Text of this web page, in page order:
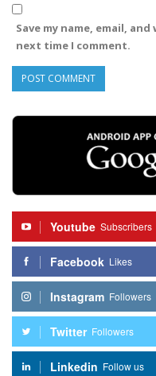
Save my name, email,
next time I comment.
Youtube Subscribers
Facebook Likes
Instagram Followers
Twitter Followers
Linkedin Follow us